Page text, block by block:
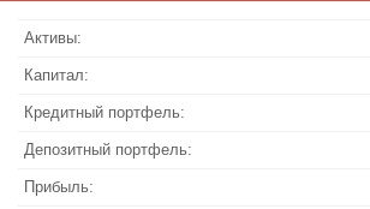
Активы:
Капитал:
Кредитный портфель:
Депозитный портфель:
Прибыль: